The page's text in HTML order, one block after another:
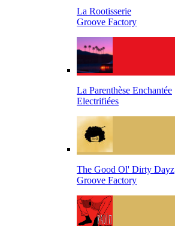
La Rootisserie
Groove Factory
La Parenthèse Enchantée
Electrifiées
The Good Ol' Dirty Dayz
Groove Factory